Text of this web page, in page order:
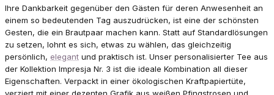
Ihre Dankbarkeit gegenüber den Gästen für deren Anwesenheit an
einem so bedeutenden Tag auszudrücken, ist eine der schönsten
Gesten, die ein Brautpaar machen kann. Statt auf Standardlösungen
zu setzen, lohnt es sich, etwas zu wählen, das gleichzeitig
persönlich, elegant und praktisch ist. Unser personalisierter Tee aus
der Kollektion Impresja Nr. 3 ist die ideale Kombination all dieser
Eigenschaften. Verpackt in einer ökologischen Kraftpapiertüte,
verziert mit einer dezenten Grafik aus weißen Pfingstrosen und